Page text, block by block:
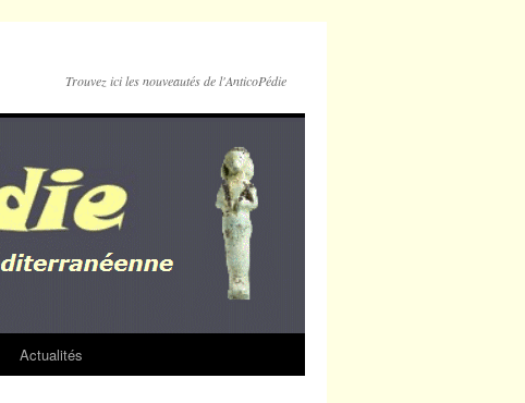
Trouvez ici les nouveautés de l'AnticoPédie
Actualités